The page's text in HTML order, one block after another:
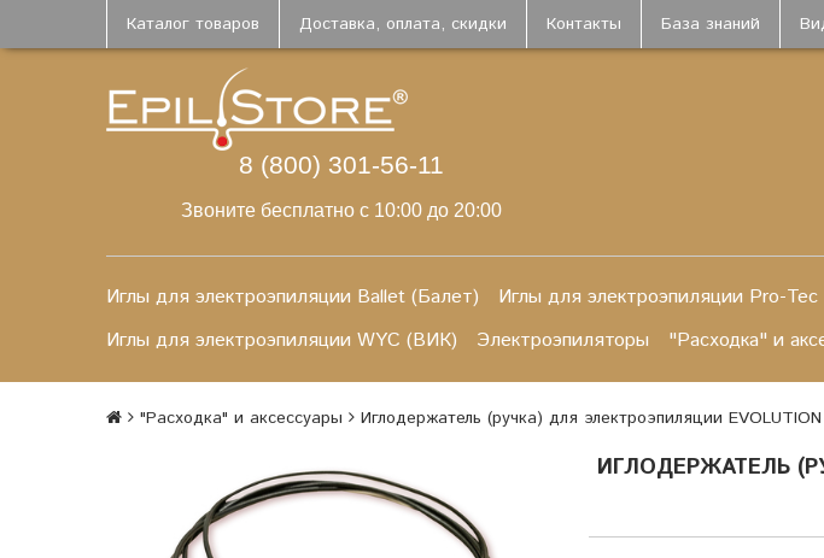
Каталог товаров Доставка, оплата, скидки Контакты База знаний
8 (800) 301-56-11
Звоните бесплатно с 10:00 до 20:00
Иглы для электроэпиляции Ballet (Балет) Иглы для электроэпиляции Pro-Tec
Иглы для электроэпиляции WYC (ВИК)
Электроэпиляторы "Расходка" и
"Расходка" и аксессуары Иглодержатель (ручка) для электроэпиляции
ИГЛОДЕРЖАТЕЛЬ